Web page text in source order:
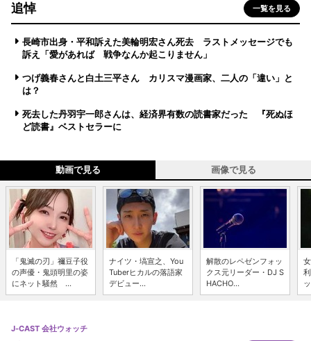
追悼 一覧を見る
長崎市出身・平和訴えた美輪明宏さん死去 ラストメッセージでも
訴え「愛があれば 戦争なんか起こりません」
つげ義春さんと白土三平さん カリスマ漫画家、二人の「違い」と
は？
死去した丹羽宇一郎さんは、経済界有数の読書家だった 『死ぬほ
ど読書』ベストセラーに
動画で見る 画像で見る
「鬼滅の刃」禰豆子役
の声優・鬼頭明里の姿
にネット騒然 ...
ナイツ・塙宣之、You
Tuberヒカルの落語家
デビュー...
解散のレペゼンフォッ
クス元リーダー・DJ S
HACHO...
J-CAST 会社ウォッチ